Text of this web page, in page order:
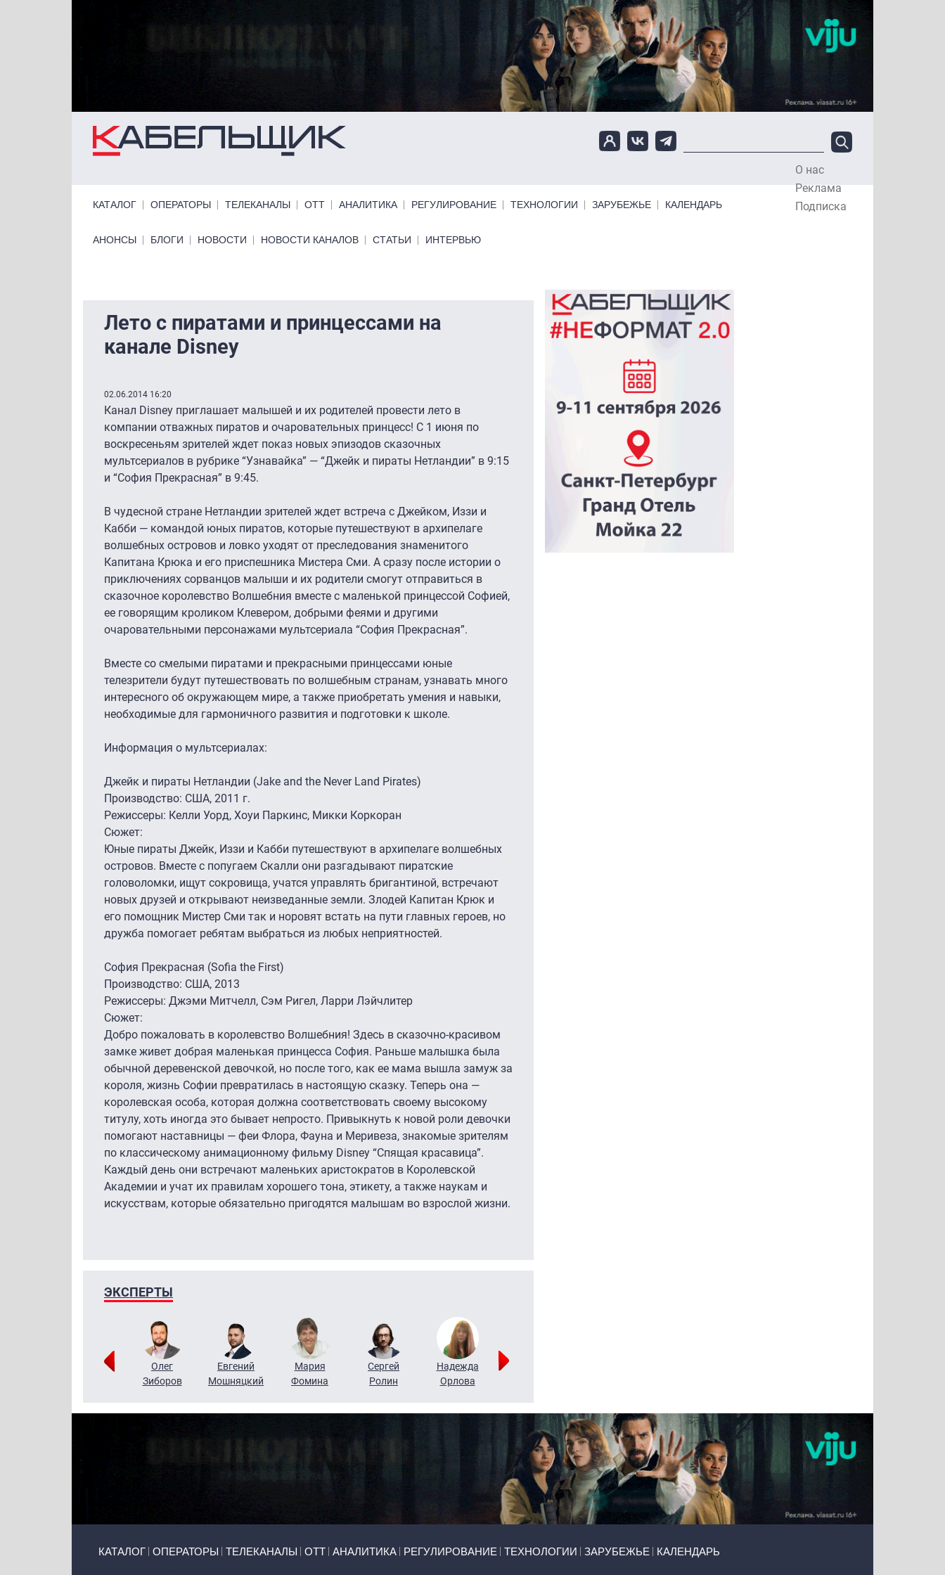
О нас
Реклама
Подписка
КАТАЛОГ ОПЕРАТОРЫ ТЕЛЕКАНАЛЫ ОТТ АНАЛИТИКА РЕГУЛИРОВАНИЕ ТЕХНОЛОГИИ ЗАРУБЕЖЬЕ КАЛЕНДАРЬ
Primary links bottom
АНОНСЫ БЛОГИ НОВОСТИ НОВОСТИ КАНАЛОВ СТАТЬИ ИНТЕРВЬЮ
Лето с пиратами и принцессами на
канале Disney
02.06.2014 16:20
Канал Disney приглашает малышей и их родителей провести лето в
компании отважных пиратов и очаровательных принцесс! С 1 июня по
воскресеньям зрителей ждет показ новых эпизодов сказочных
мультсериалов в рубрике “Узнавайка” — “Джейк и пираты Нетландии” в 9:15
и “София Прекрасная” в 9:45.
В чудесной стране Нетландии зрителей ждет встреча с Джейком, Иззи и
Кабби — командой юных пиратов, которые путешествуют в архипелаге
волшебных островов и ловко уходят от преследования знаменитого
Капитана Крюка и его приспешника Мистера Сми. А сразу после истории о
приключениях сорванцов малыши и их родители смогут отправиться в
сказочное королевство Волшебния вместе с маленькой принцессой Софией,
ее говорящим кроликом Клевером, добрыми феями и другими
очаровательными персонажами мультсериала “София Прекрасная”.
Вместе со смелыми пиратами и прекрасными принцессами юные
телезрители будут путешествовать по волшебным странам, узнавать много
интересного об окружающем мире, а также приобретать умения и навыки,
необходимые для гармоничного развития и подготовки к школе.
Информация о мультсериалах:
Джейк и пираты Нетландии (Jake and the Never Land Pirates)
Производство: США, 2011 г.
Режиссеры: Келли Уорд, Хоуи Паркинс, Микки Коркоран
Сюжет:
Юные пираты Джейк, Иззи и Кабби путешествуют в архипелаге волшебных
островов. Вместе с попугаем Скалли они разгадывают пиратские
головоломки, ищут сокровища, учатся управлять бригантиной, встречают
новых друзей и открывают неизведанные земли. Злодей Капитан Крюк и
его помощник Мистер Сми так и норовят встать на пути главных героев, но
дружба помогает ребятам выбраться из любых неприятностей.
София Прекрасная (Sofia the First)
Производство: США, 2013
Режиссеры: Джэми Митчелл, Сэм Ригел, Ларри Лэйчлитер
Сюжет:
Добро пожаловать в королевство Волшебния! Здесь в сказочно-красивом
замке живет добрая маленькая принцесса София. Раньше малышка была
обычной деревенской девочкой, но после того, как ее мама вышла замуж за
короля, жизнь Софии превратилась в настоящую сказку. Теперь она —
королевская особа, которая должна соответствовать своему высокому
титулу, хоть иногда это бывает непросто. Привыкнуть к новой роли девочки
помогают наставницы — феи Флора, Фауна и Меривеза, знакомые зрителям
по классическому анимационному фильму Disney “Спящая красавица”.
Каждый день они встречают маленьких аристократов в Королевской
Академии и учат их правилам хорошего тона, этикету, а также наукам и
искусствам, которые обязательно пригодятся малышам во взрослой жизни.
ЭКСПЕРТЫ
Григорий
Олег
Зиборов
Евгений
Мошняцкий
Мария
Фомина
Сергей
Ролин
Надежда
Орлова
КАТАЛОГ ОПЕРАТОРЫ ТЕЛЕКАНАЛЫ ОТТ АНАЛИТИКА РЕГУЛИРОВАНИЕ ТЕХНОЛОГИИ ЗАРУБЕЖЬЕ КАЛЕНДАРЬ